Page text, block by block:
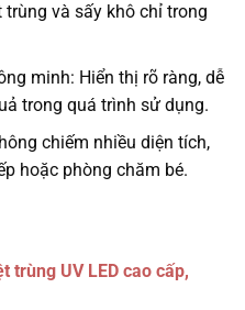
và sấy khô chỉ trong
minh: Hiển thị rõ ràng, dễ
trong quá trình sử dụng.
chiếm nhiều diện tích,
hoặc phòng chăm bé.
trùng UV LED cao cấp,